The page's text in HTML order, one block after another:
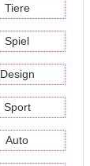
Tiere
Spiel
Design
Sport
Auto